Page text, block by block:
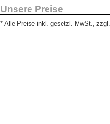
Unsere Preise
* Alle Preise inkl. gesetzl. MwSt., zzgl.